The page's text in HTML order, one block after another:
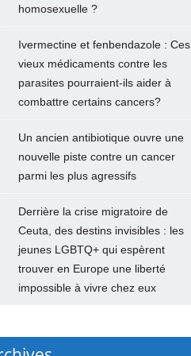
homosexuelle ?
Ivermectine et fenbendazole : Ces
vieux médicaments contre les
parasites pourraient-ils aider à
combattre certains cancers?
Un ancien antibiotique ouvre une
nouvelle piste contre un cancer
parmi les plus agressifs
Derrière la crise migratoire de
Ceuta, des destins invisibles : les
jeunes LGBTQ+ qui espèrent
trouver en Europe une liberté
impossible à vivre chez eux